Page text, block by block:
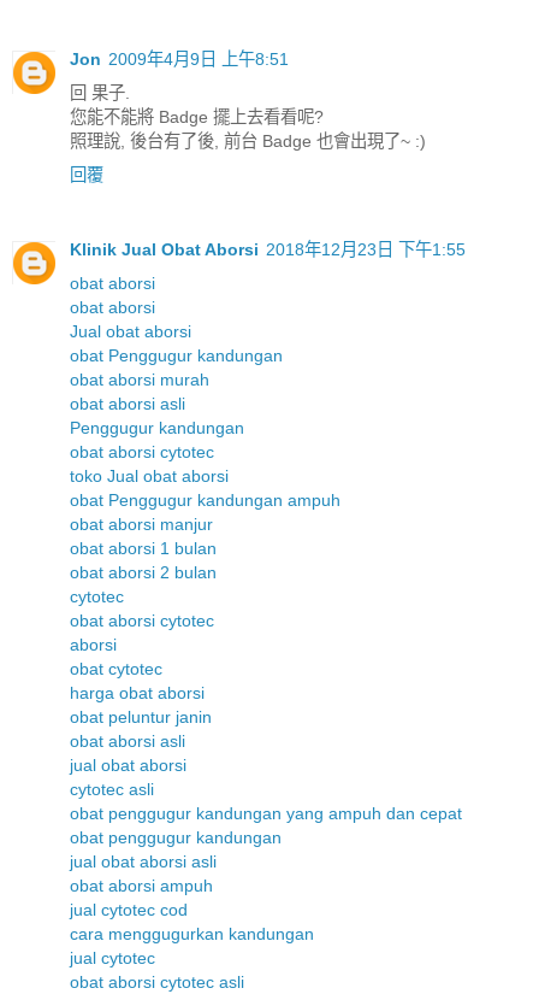
Jon 2009年4月9日 上午8:51
回 果子.
您能不能將 Badge 擺上去看看呢?
照理說, 後台有了後, 前台 Badge 也會出現了~ :)
回覆
Klinik Jual Obat Aborsi 2018年12月23日 下午1:55
obat aborsi
obat aborsi
Jual obat aborsi
obat Penggugur kandungan
obat aborsi murah
obat aborsi asli
Penggugur kandungan
obat aborsi cytotec
toko Jual obat aborsi
obat Penggugur kandungan ampuh
obat aborsi manjur
obat aborsi 1 bulan
obat aborsi 2 bulan
cytotec
obat aborsi cytotec
aborsi
obat cytotec
harga obat aborsi
obat peluntur janin
obat aborsi asli
jual obat aborsi
cytotec asli
obat penggugur kandungan yang ampuh dan cepat
obat penggugur kandungan
jual obat aborsi asli
obat aborsi ampuh
jual cytotec cod
cara menggugurkan kandungan
jual cytotec
obat aborsi cytotec asli